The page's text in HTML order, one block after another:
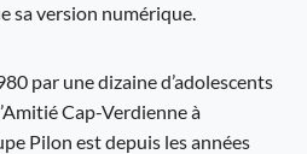
sa version numérique.
par une dizaine d’adolescents
Cap-Verdienne à
Pilon est depuis les années